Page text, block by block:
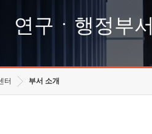
고객의소리
수의계약 현황
연구ㆍ행정부서
터 부서 소개